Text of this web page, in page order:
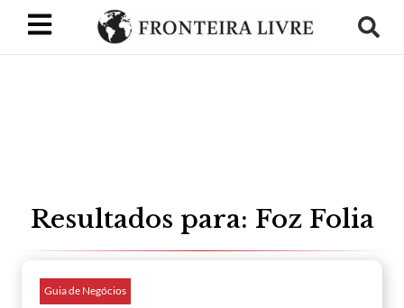
Resultados para: Foz Folia
Guia de Negócios